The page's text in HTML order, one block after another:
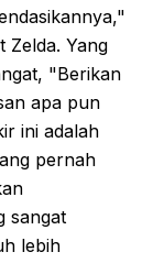
Zelda. Yang
"Berikan
apa pun
ini adalah
pernah
sangat
lebih